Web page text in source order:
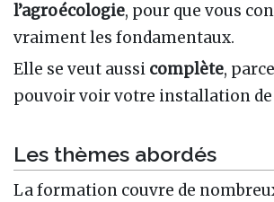
l’agroécologie, pour que vous
vraiment les fondamentaux.
Elle se veut aussi complète,
pouvoir voir votre installation
Les thèmes abordés
La formation couvre de